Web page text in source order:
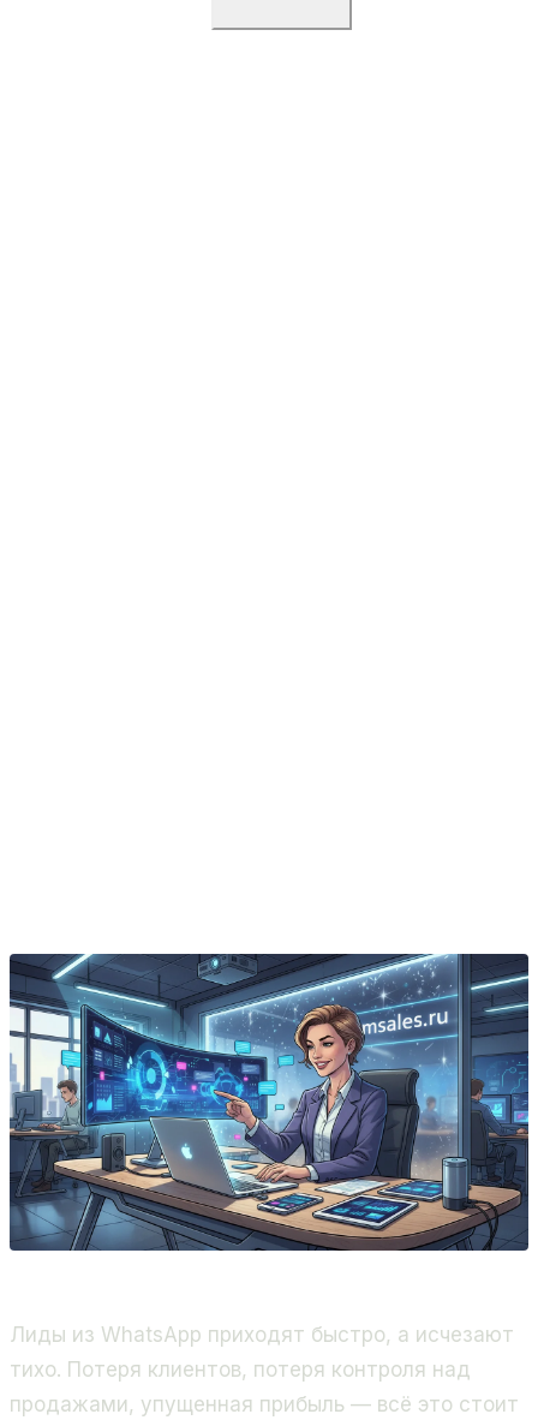
Лиды из WhatsApp приходят быстро, а исчезают
тихо. Потеря клиентов, потеря контроля над
продажами, упущенная прибыль — всё это стоит